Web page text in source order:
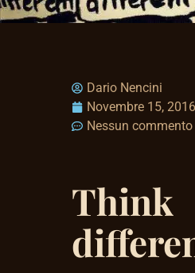
Dario Nencini
Novembre 15, 2016
Nessun commento
Think